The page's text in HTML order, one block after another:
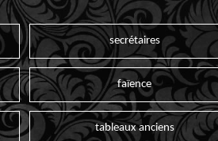
secrétaires
faïence
tableaux anciens